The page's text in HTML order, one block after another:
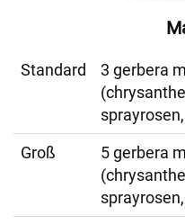
Standard
3 gerbera
Groß
5 gerbera